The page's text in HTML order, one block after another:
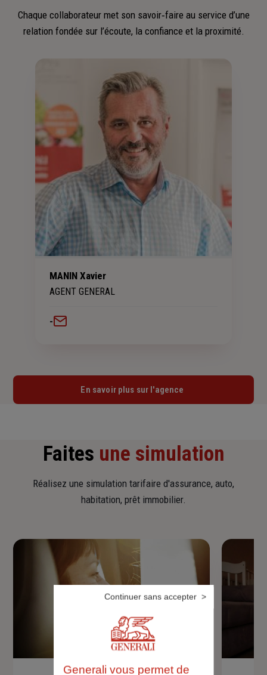
Chaque collaborateur met son savoir‑faire au service d’une
relation fondée sur l’écoute, la confiance et la proximité.
MANIN Xavier
AGENT GENERAL
-
En savoir plus sur l'agence
Faites une simulation
Réalisez une simulation tarifaire d'assurance, auto,
habitation, prêt immobilier.
Generali vous permet de
Continuer sans accepter